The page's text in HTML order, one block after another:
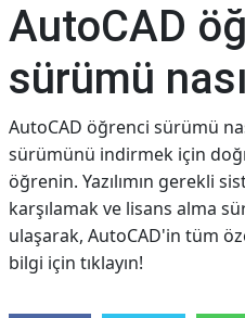
AutoCAD
sürümü
AutoCAD öğrenci sürümü
sürümünü indirmek için
öğrenin. Yazılımın gerekli
karşılamak ve lisans alma
ulaşarak, AutoCAD'in tüm
bilgi için tıklayın!